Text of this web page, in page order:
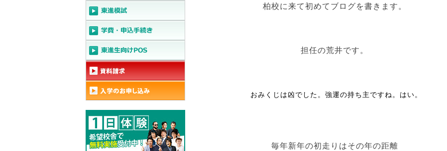
柏校に来て初めてブログを書きます。
担任の荒井です。
おみくじは凶でした。強運の持ち主ですね。はい。
毎年新年の初走りはその年の距離